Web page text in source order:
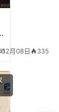
月08日 335